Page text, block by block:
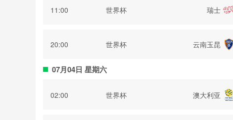
11:00 世界杯 瑞士
20:00 世界杯 云南玉昆
07月04日 星期六
02:00 世界杯 澳大利亚